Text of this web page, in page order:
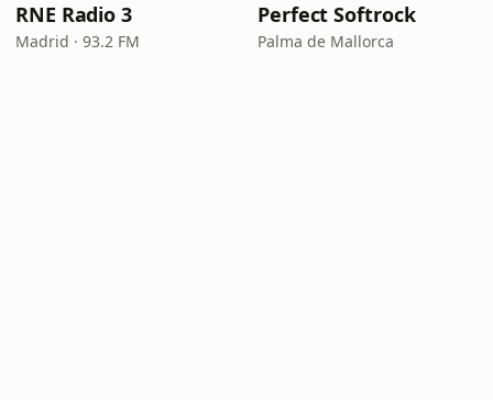
RNE Radio 3
Madrid · 93.2 FM
Perfect Softrock
Palma de Mallorca